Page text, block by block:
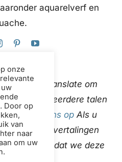
aquarelverf en
Google Translate om
in meerdere talen
met ons opAls u
vertalingen
weten zodat we deze
onze
Door op
van
naar
om uw